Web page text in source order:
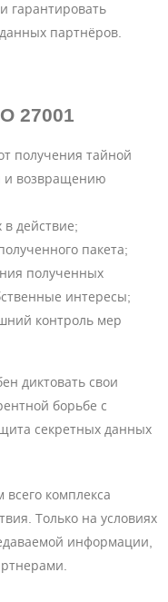
гарантировать
партнёров.
27001
получения тайной
и возвращению
действие;
пакета;
полученных
интересы;
контроль мер
диктовать свои
борьбе с
секретных данных
комплекса
Только на условиях
информации,